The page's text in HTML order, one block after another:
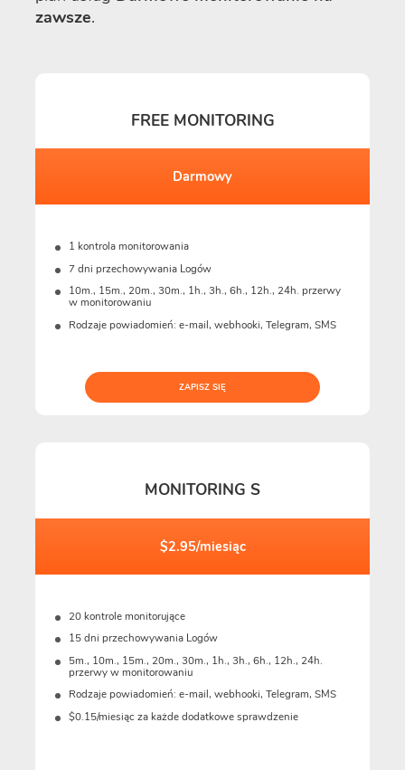
zawsze.
FREE MONITORING
Darmowy
1 kontrola monitorowania
7 dni przechowywania Logów
10m., 15m., 20m., 30m., 1h., 3h., 6h., 12h., 24h. przerwy
w monitorowaniu
Rodzaje powiadomień: e-mail, webhooki, Telegram, SMS
ZAPISZ SIĘ
MONITORING S
$2.95/miesiąc
20 kontrole monitorujące
15 dni przechowywania Logów
5m., 10m., 15m., 20m., 30m., 1h., 3h., 6h., 12h., 24h.
przerwy w monitorowaniu
Rodzaje powiadomień: e-mail, webhooki, Telegram, SMS
$0.15/miesiąc za każde dodatkowe sprawdzenie